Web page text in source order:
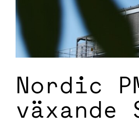
Nordic
växande